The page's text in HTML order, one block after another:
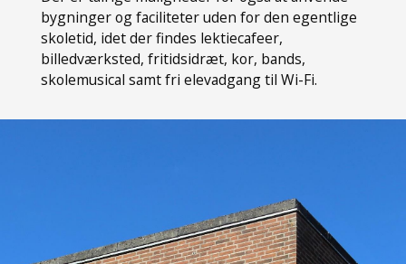
bygninger og faciliteter uden for den egentlige
skoletid, idet der findes lektiecafeer,
billedværksted, fritidsidræt, kor, bands,
skolemusical samt fri elevadgang til Wi-Fi.